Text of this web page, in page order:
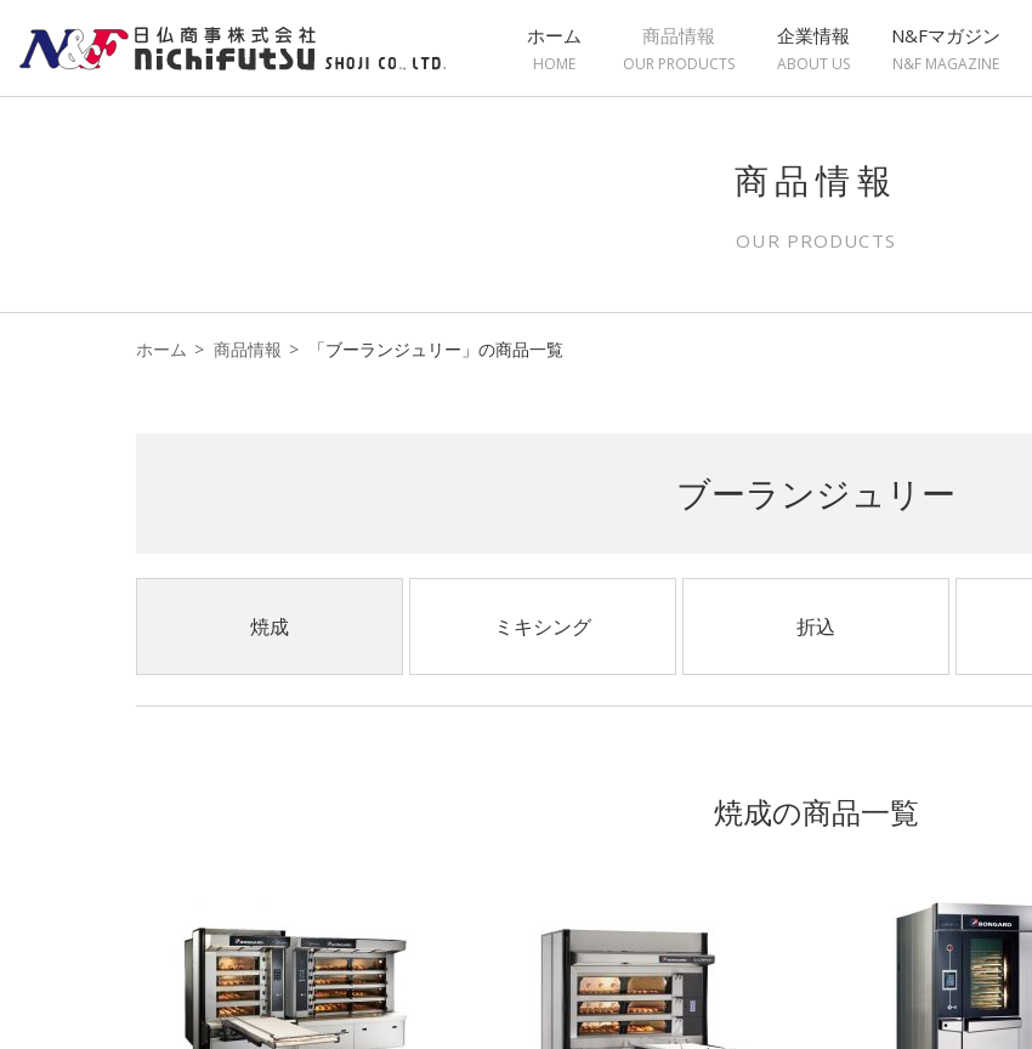
ホーム
HOME
商品情報
OUR PRODUCTS
企業情報
ABOUT US
N&Fマガジン
N&F MAGAZINE
商品情報
OUR PRODUCTS
ホーム 商品情報 「ブーランジュリー」の商品一覧
ブーランジュリー
焼成 ミキシング 折込
焼成の商品一覧